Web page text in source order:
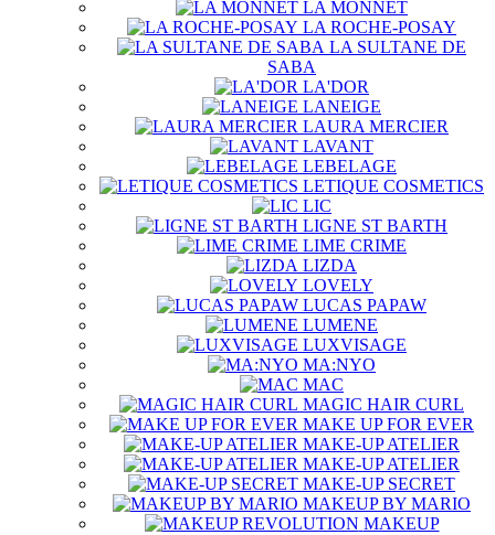
LA MONNET
LA ROCHE-POSAY
LA SULTANE DE
SABA
LA'DOR
LANEIGE
LAURA MERCIER
LAVANT
LEBELAGE
LETIQUE COSMETICS
LIC
LIGNE ST BARTH
LIME CRIME
LIZDA
LOVELY
LUCAS PAPAW
LUMENE
LUXVISAGE
MA:NYO
MAC
MAGIC HAIR CURL
MAKE UP FOR EVER
MAKE-UP ATELIER
MAKE-UP ATELIER
MAKE-UP SECRET
MAKEUP BY MARIO
MAKEUP